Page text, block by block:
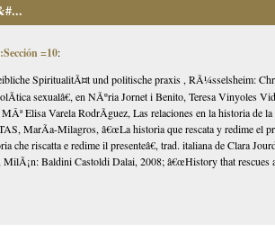
=10:
SpiritualitÃ¤t und politische praxis , RÃ¼sselsheim:
sexualâ€, en NÃºria Jornet i Benito, Teresa Vinyoles
Elisa Varela RodrÃ­guez, Las relaciones en la historia de la
MarÃ­a-Milagros, â€œLa historia que rescata y redime el
riscatta e redime il presenteâ€, trad. italiana de Clara
Baldini Castoldi Dalai, 2008; â€œHistory that rescues